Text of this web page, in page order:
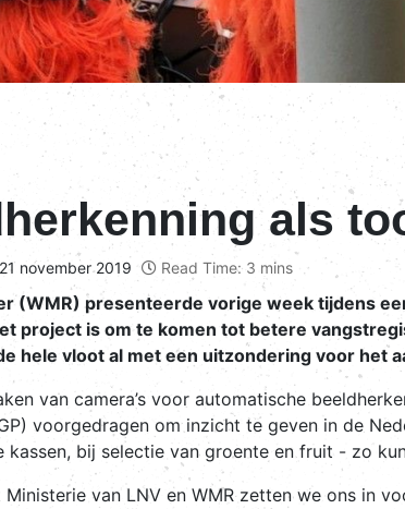
als
november 2019 Read Time: 3 mins
(WMR) presenteerde vorige week tijdens
project is om te komen tot betere
hele vloot al met een uitzondering voor het
van camera’s voor automatische
voorgedragen om inzicht te geven in de
kassen, bij selectie van groente en fruit - zo
Ministerie van LNV en WMR zetten we ons in